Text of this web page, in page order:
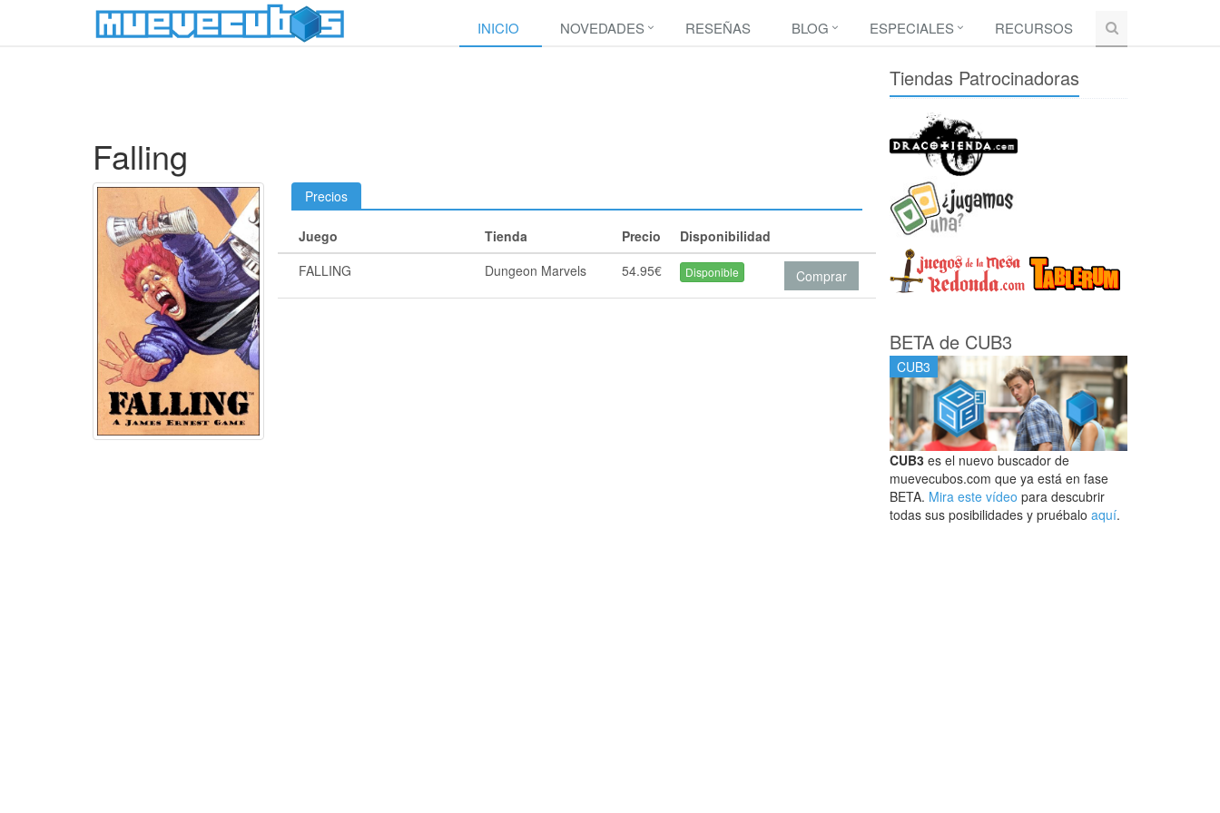
INICIO NOVEDADES RESEÑAS BLOG ESPECIALES RECURSOS
Falling
Precios
Juego Tienda Precio
Disponibilidad
FALLING
Dungeon Marvels 54.95€ Disponible Comprar
Tiendas Patrocinadoras
BETA de CUB3
CUB3
CUB3es el nuevo buscador de
muevecubos.com que ya está en fase
BETA. Mira este vídeo para descubrir
todas sus posibilidades y pruébalo aquí.